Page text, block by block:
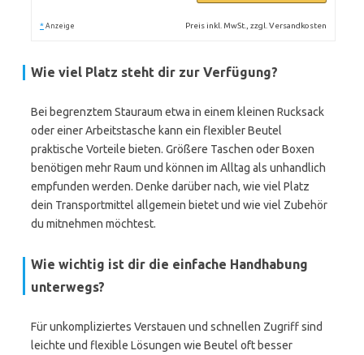
* Anzeige Preis inkl. MwSt., zzgl. Versandkosten
Wie viel Platz steht dir zur Verfügung?
Bei begrenztem Stauraum etwa in einem kleinen Rucksack
oder einer Arbeitstasche kann ein flexibler Beutel
praktische Vorteile bieten. Größere Taschen oder Boxen
benötigen mehr Raum und können im Alltag als unhandlich
empfunden werden. Denke darüber nach, wie viel Platz
dein Transportmittel allgemein bietet und wie viel Zubehör
du mitnehmen möchtest.
Wie wichtig ist dir die einfache Handhabung
unterwegs?
Für unkompliziertes Verstauen und schnellen Zugriff sind
leichte und flexible Lösungen wie Beutel oft besser